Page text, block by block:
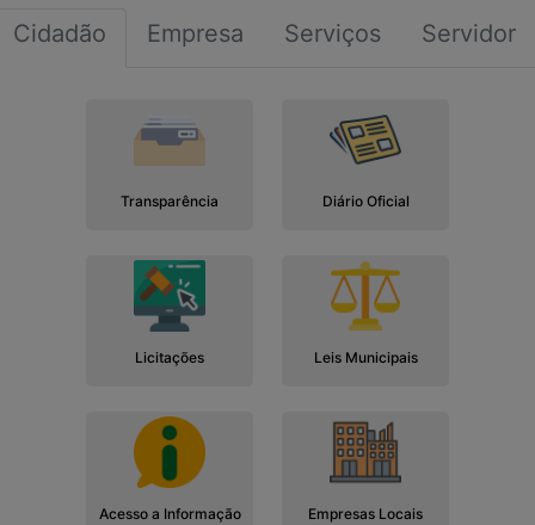
Cidadão Empresa Serviços Servidor
Transparência Diário Oficial
Licitações Leis Municipais
Acesso a Informação Empresas Locais